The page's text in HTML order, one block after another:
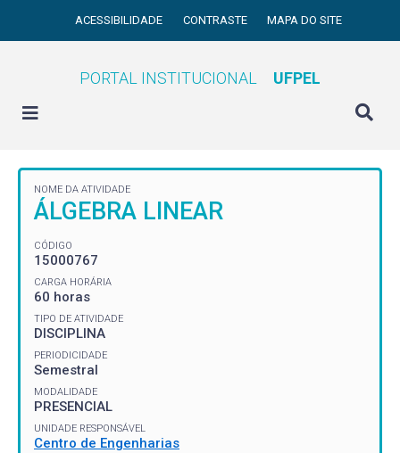
ACESSIBILIDADE CONTRASTE MAPA DO SITE
PORTAL INSTITUCIONAL UFPEL
NOME DA ATIVIDADE
ÁLGEBRA LINEAR
CÓDIGO
15000767
CARGA HORÁRIA
60 horas
TIPO DE ATIVIDADE
DISCIPLINA
PERIODICIDADE
Semestral
MODALIDADE
PRESENCIAL
UNIDADE RESPONSÁVEL
Centro de Engenharias